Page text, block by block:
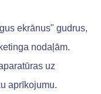
ekrānus" gudrus,
nodaļām.
uz
aprīkojumu.